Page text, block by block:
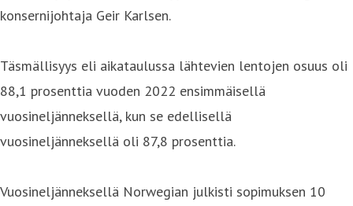
konsernijohtaja Geir Karlsen.
Täsmällisyys eli aikataulussa lähtevien lentojen osuus oli
88,1 prosenttia vuoden 2022 ensimmäisellä
vuosineljänneksellä, kun se edellisellä
vuosineljänneksellä oli 87,8 prosenttia.
Vuosineljänneksellä Norwegian julkisti sopimuksen 10